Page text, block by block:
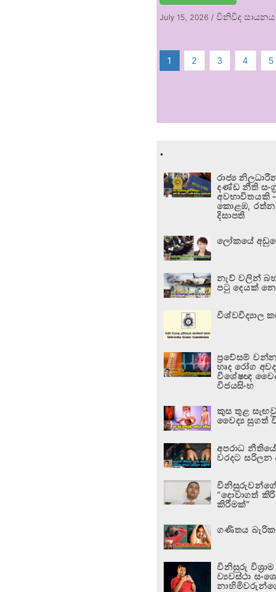
July 15, 2026 /විනිවිද සායනය
1 2 3 4 5
.
රාජ්‍ය
දණ්ඩ නීති
අවභාවිතයකි
කොළඹ,
දිසාපති
ලෝකයේ
නැව් වලින්
පටු දෙයක්
විශ්වවිද්‍යාල
ප්‍රවේසම්
හෘද රෝග
විශේෂඥ
විජයසිංහ
කුස තුළ
වෛද්‍ය සුගත්
අපරාධ
වරදට සරිලන
විනිසුරුවන්ගේ
“දොවාගත්
කිරීමක්”
ගණිතය
විනිසුරු
ව්‍යවස්ථා